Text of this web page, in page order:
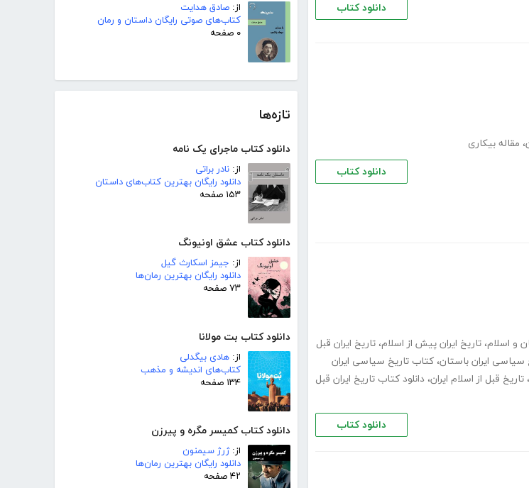
از: صادق هدایت
کتاب‌های صوتی رایگان داستان و رمان
۰ صفحه
تازه‌ها
دانلود کتاب ماجرای یک نامه
از: نادر براتی
دانلود رایگان بهترین کتاب‌های داستان
۱۵۳ صفحه
دانلود کتاب عشق اونیونگ
از: جیمز اسکارث گیل
دانلود رایگان بهترین رمان‌ها
۷۳ صفحه
دانلود کتاب بت مولانا
از: هادی بیگدلی
کتاب‌های اندیشه و مذهب
۱۳۴ صفحه
دانلود کتاب کمیسر مگره و پیرزن
از:ژرژ سیمنون
دانلود رایگان بهترین رمان‌ها
۴۲ صفحه
دانلود کتاب
، مقاله بیکاری
دانلود کتاب
و اسلام، تاریخ ایران پیش از اسلام، تاریخ ایران قبل
، کتاب تاریخ سیاسی ایران
، تاریخ قبل از اسلام ایران، دانلود کتاب تاریخ ایران قبل
دانلود کتاب